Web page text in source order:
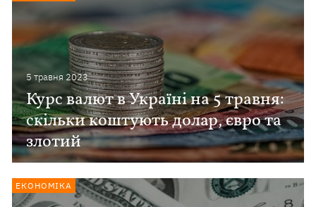
5 травня 2023
Курс валют в Україні на 5 травня:
скільки коштують долар, євро та
злотий
ЕКОНОМІКА